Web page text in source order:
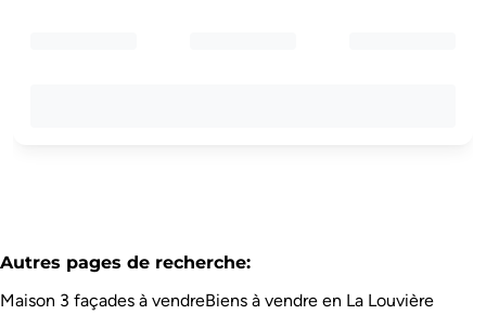
Autres pages de recherche:
Maison 3 façades à vendreBiens à vendre en La Louvière